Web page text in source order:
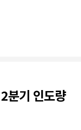
분기 인도량